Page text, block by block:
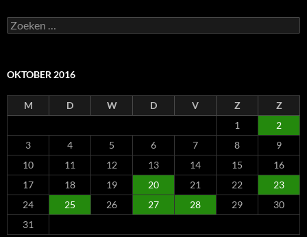
Zoeken
naar:
OKTOBER 2016
M D W D V Z
Z
1
2
3
4 5 6 7 8
9
10
11 12 13 14 15
16
17
18 19 20 21 22
23
24
25 26 27 28 29
30
31